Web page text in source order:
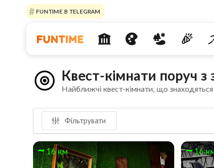
FUNTIME В TELEGRAM
Квест-кімнати поруч
Найближчі квест-кімнати, що
Фільтрувати
16 км 16